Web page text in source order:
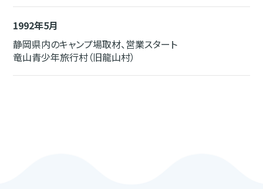
1992年5月
静岡県内のキャンプ場取材、営業スタート
竜山青少年旅行村（旧龍山村）